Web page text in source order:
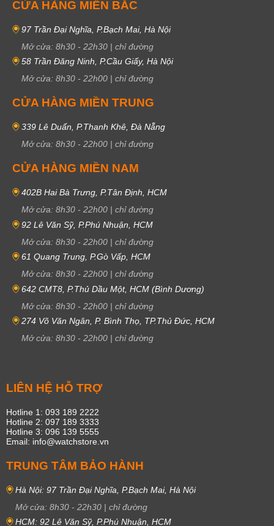
CỬA HÀNG MIỀN BẮC
97 Trần Đại Nghĩa, P.Bạch Mai, Hà Nội
Mở cửa: 8h30 - 22h30 | chỉ đường
58 Trần Đăng Ninh, P.Cầu Giấy, Hà Nội
Mở cửa: 8h30 - 22h00 | chỉ đường
CỬA HÀNG MIỀN TRUNG
339 Lê Duẩn, P.Thanh Khê, Đà Nẵng
Mở cửa: 8h30 - 22h00 | chỉ đường
CỬA HÀNG MIỀN NAM
402B Hai Bà Trưng, P.Tân Định, HCM
Mở cửa: 8h30 - 22h00 | chỉ đường
92 Lê Văn Sỹ, P.Phú Nhuận, HCM
Mở cửa: 8h30 - 22h00 | chỉ đường
61 Quang Trung, P.Gò Vấp, HCM
Mở cửa: 8h30 - 22h00 | chỉ đường
642 CMT8, P.Thủ Dầu Một, HCM (Bình Dương)
Mở cửa: 8h30 - 22h00 | chỉ đường
274 Võ Văn Ngân, P. Bình Thọ, TP.Thủ Đức, HCM
Mở cửa: 8h30 - 22h00 | chỉ đường
LIÊN HỆ HỖ TRỢ
Hotline 1: 093 189 2222
Hotline 2: 097 189 3333
Hotline 3: 096 139 5555
Email: info@watchstore.vn
TRUNG TÂM BẢO HÀNH
Hà Nội: 97 Trần Đại Nghĩa, P.Bạch Mai, Hà Nội
Mở cửa: 8h30 - 22h30 | chỉ đường
HCM: 92 Lê Văn Sỹ, P.Phú Nhuận, HCM